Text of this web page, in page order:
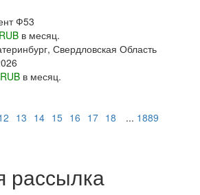
Ф53
в месяц.
Свердловская Область
в месяц.
13 14 15 16 17 18 ... 1889
рассылка